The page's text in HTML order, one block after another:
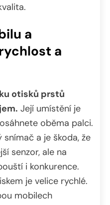
a
a
otisků prstů
Její umístění je
oběma palci.
a je škoda, že
senzor, ale na
i konkurence.
je velice rychlé.
mobilech